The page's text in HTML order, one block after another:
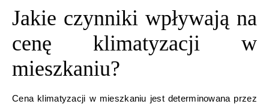
Jakie czynniki wpływają na
cenę klimatyzacji w
mieszkaniu?
Cena klimatyzacji w mieszkaniu jest determinowana przez